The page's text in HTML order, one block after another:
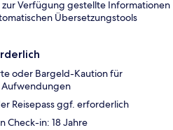
Verfügung gestellte Informationen
Übersetzungstools
oder Bargeld-Kaution für
Reisepass ggf. erforderlich
Check-in: 18 Jahre